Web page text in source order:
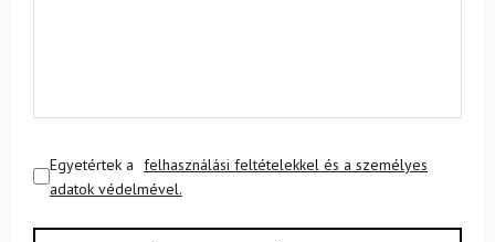
Egyetértek a felhasználási feltételekkel és a személyes
adatok védelmével.